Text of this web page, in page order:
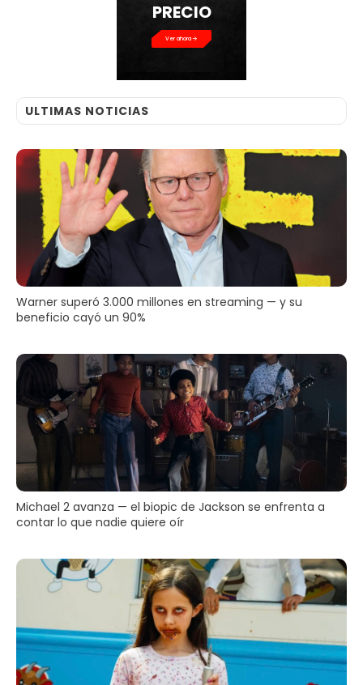
PRECIO
Ver ahora
ULTIMAS NOTICIAS
Warner superó 3.000 millones en streaming — y su
beneficio cayó un 90%
Michael 2 avanza — el biopic de Jackson se enfrenta a
contar lo que nadie quiere oír